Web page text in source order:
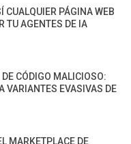
CUALQUIER PÁGINA WEB
TU AGENTES DE IA
CÓDIGO MALICIOSO:
VARIANTES EVASIVAS DE
MARKETPLACE DE